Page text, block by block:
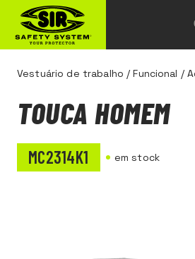
Vestuário de trabalho /Funcional /
TOUCA HOMEM
MC2314K1 em stock